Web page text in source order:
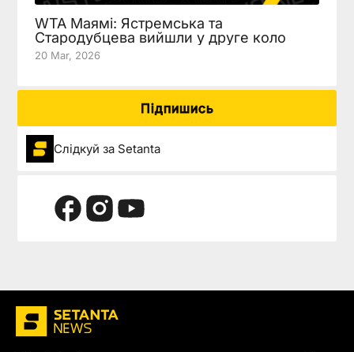
WTA Маямі: Ястремська та
Стародубцева вийшли у друге коло
20 Mar, 2026
Підпишись
Слідкуй за Setanta